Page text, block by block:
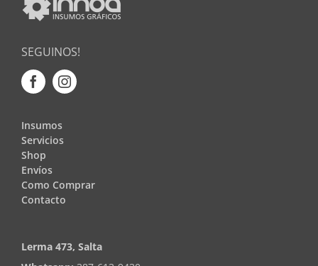
SEGUINOS!
Insumos
Servicios
Shop
Envíos
Como Comprar
Contacto
Lerma 473, Salta